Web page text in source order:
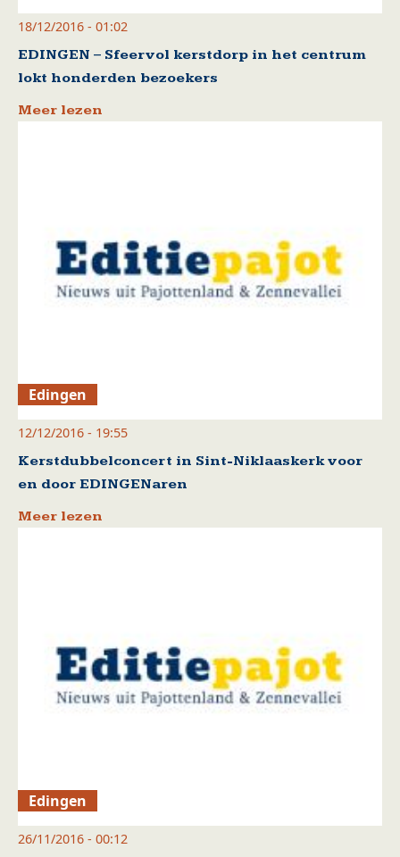
18/12/2016 - 01:02
EDINGEN – Sfeervol kerstdorp in het centrum
lokt honderden bezoekers
Meer lezen
Edingen
12/12/2016 - 19:55
Kerstdubbelconcert in Sint-Niklaaskerk voor
en door EDINGENaren
Meer lezen
Edingen
26/11/2016 - 00:12